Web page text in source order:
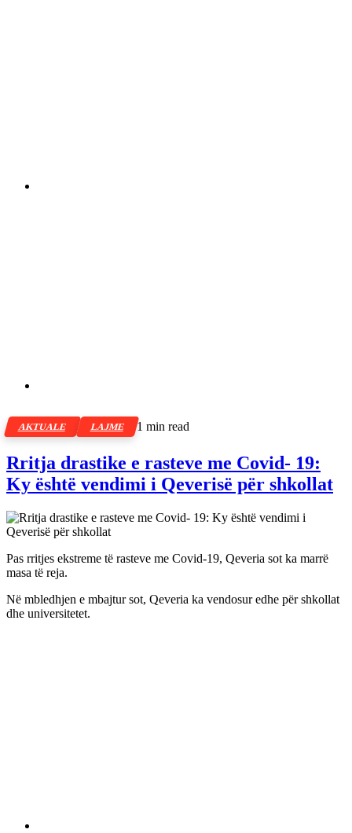
AKTUALE LAJME 1 min read
Rritja drastike e rasteve me Covid- 19:
Ky është vendimi i Qeverisë për shkollat
Pas rritjes ekstreme të rasteve me Covid-19, Qeveria sot ka marrë
masa të reja.
Në mbledhjen e mbajtur sot, Qeveria ka vendosur edhe për shkollat
dhe universitetet.